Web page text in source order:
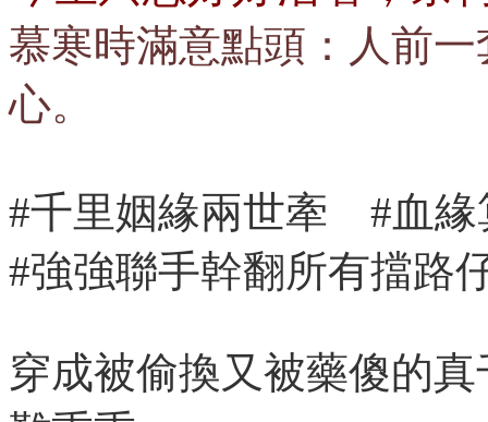
慕寒時滿意點頭：人前
心。
#千里姻緣兩世牽 #血緣
#強強聯手幹翻所有擋
穿成被偷換又被藥傻的